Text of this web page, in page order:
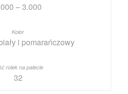
– 3.000
i pomarańczowy
32